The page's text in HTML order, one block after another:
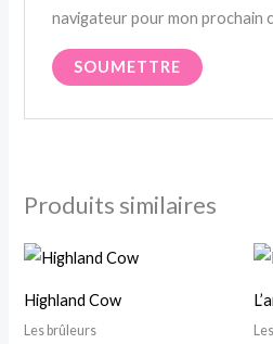
navigateur pour mon prochain
Produits similaires
Highland Cow
Les brûleurs